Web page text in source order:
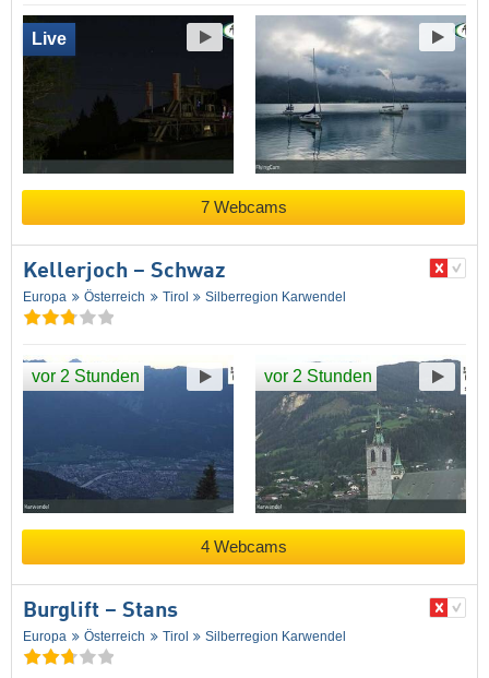
Live
7 Webcams
Kellerjoch – Schwaz
Europa Österreich Tirol Silberregion Karwendel
vor 2 Stunden vor 2 Stunden
4 Webcams
Burglift – Stans
Europa Österreich Tirol Silberregion Karwendel